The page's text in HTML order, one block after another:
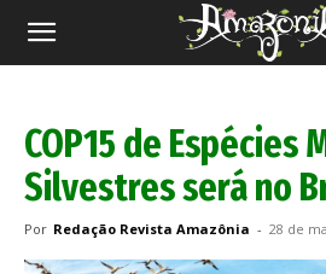
Revista
COP15 de Espécies
Silvestres será no
Por Redação Revista Amazônia - 28 de